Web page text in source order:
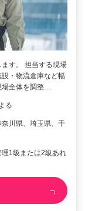
す。 担当する現場
・物流倉庫など幅
全体を調整…
る
川県、埼玉県、千
1級または2級あれ